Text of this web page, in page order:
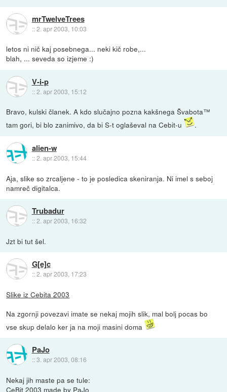
mrTwelveTrees
::2. apr 2003, 10:03
letos ni nič kaj posebnega... neki kič robe,...
blah, ... seveda so izjeme :)
V-i-p
::2. apr 2003, 15:12
Bravo, kulski članek. A kdo slučajno pozna kakšnega Švabota™
tam gori, bi blo zanimivo, da bi S-t oglaševal na Cebit-u
.
alien-w
::2. apr 2003, 15:44
Aja, slike so zrcaljene - to je posledica skeniranja. Ni imel s seboj
namreč digitalca.
Trubadur
::2. apr 2003, 16:32
Jzt bi tut šel.
G[e]c
::2. apr 2003, 17:23
Slike iz Cebita 2003
Na zgornji povezavi imate se nekaj mojih slik, mal bolj pocas bo
vse skup delalo ker ja na moji masini doma
PaJo
::3. apr 2003, 08:16
Nekaj jih maste pa se tule:
CeBit 2003 made by PaJo